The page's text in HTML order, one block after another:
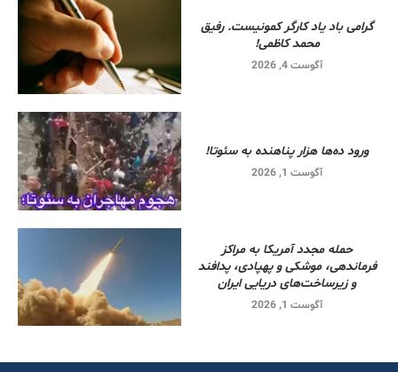
گرامی باد یاد کارگر کمونیست. رفیق
محمد کاظمی!
آگوست 4, 2026
ورود ده‌ها هزار پناهنده به سئوتا!
آگوست 1, 2026
حمله مجدد آمریکا به مراکز
فرماندهی، موشکی و پهپادی، پدافند
و زیرساخت‌های دریایی ایران
آگوست 1, 2026